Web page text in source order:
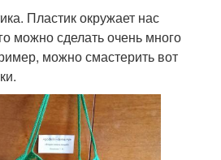
Пластик окружает нас
можно сделать очень много
можно смастерить вот